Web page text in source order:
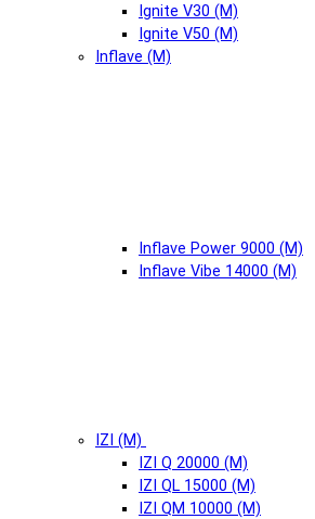
Ignite V30 (М)
Ignite V50 (М)
Inflave (М)
Inflave Power 9000 (М)
Inflave Vibe 14000 (М)
IZI (М)
IZI Q 20000 (М)
IZI QL 15000 (М)
IZI QM 10000 (М)